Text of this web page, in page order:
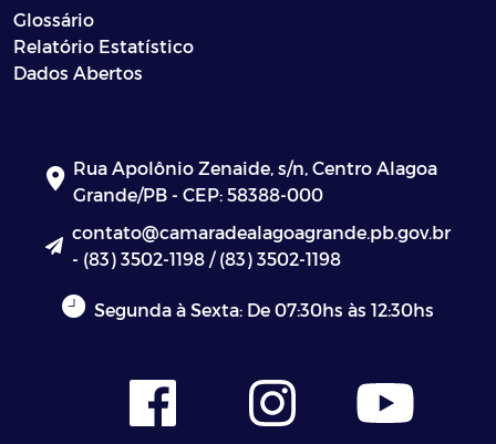
Glossário
Relatório Estatístico
Dados Abertos
Rua Apolônio Zenaide, s/n, Centro Alagoa
Grande/PB - CEP: 58388-000
contato@camaradealagoagrande.pb.gov.br
- (83) 3502-1198 / (83) 3502-1198
Segunda à Sexta: De 07:30hs às 12:30hs